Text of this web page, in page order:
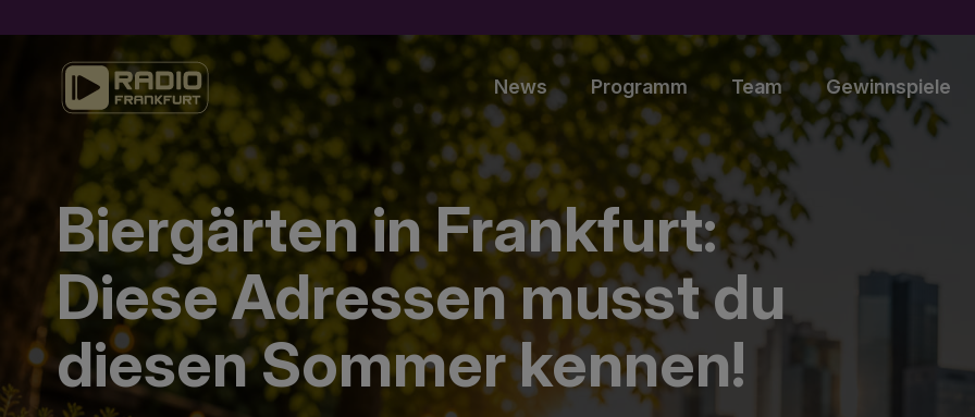
News Programm Team Gewinnspiele
Biergärten in Frankfurt:
Diese Adressen musst du
diesen Sommer kennen!